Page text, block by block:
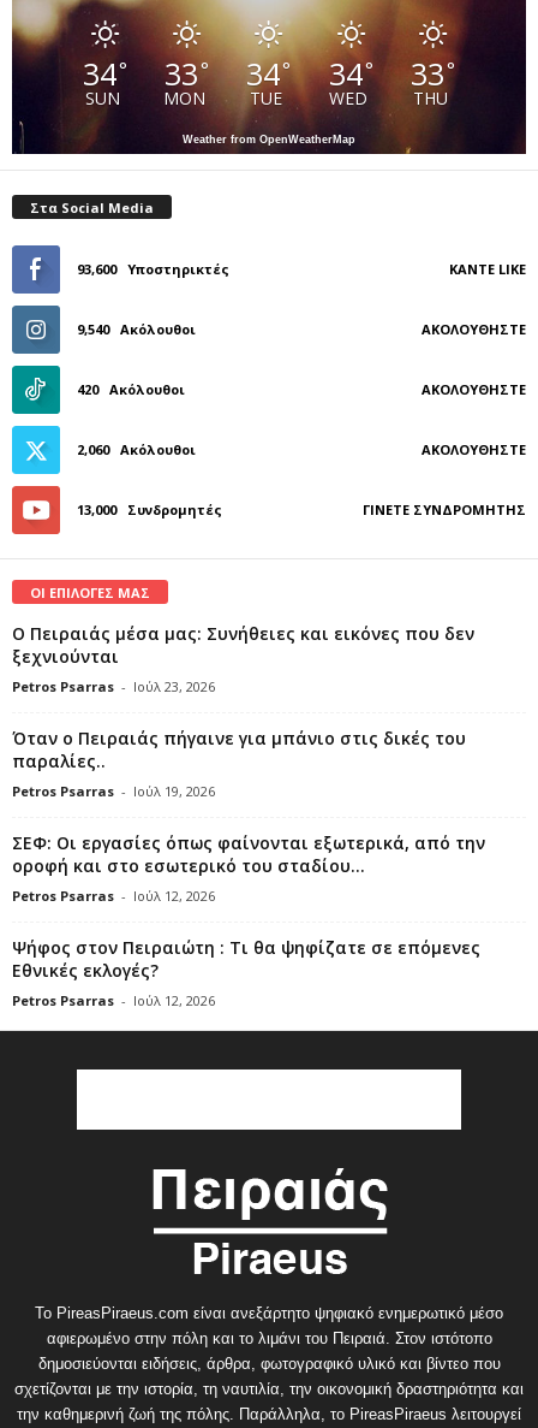
34°
SUN
33°
MON
34°
TUE
34°
WED
33°
THU
Weather from OpenWeatherMap
Στα Social Media
93,600 Υποστηρικτές ΚΆΝΤΕ LIKE
9,540 Ακόλουθοι ΑΚΟΛΟΥΘΉΣΤΕ
420 Ακόλουθοι ΑΚΟΛΟΥΘΉΣΤΕ
2,060 Ακόλουθοι ΑΚΟΛΟΥΘΉΣΤΕ
13,000 Συνδρομητές ΓΊΝΕΤΕ ΣΥΝΔΡΟΜΗΤΉΣ
ΟΙ ΕΠΙΛΟΓΕΣ ΜΑΣ
Ο Πειραιάς μέσα μας: Συνήθειες και εικόνες που δεν
ξεχνιούνται
Petros Psarras - Ιούλ 23, 2026
Όταν ο Πειραιάς πήγαινε για μπάνιο στις δικές του
παραλίες..
Petros Psarras - Ιούλ 19, 2026
ΣΕΦ: Οι εργασίες όπως φαίνονται εξωτερικά, από την
οροφή και στο εσωτερικό του σταδίου...
Petros Psarras - Ιούλ 12, 2026
Ψήφος στον Πειραιώτη : Τι θα ψηφίζατε σε επόμενες
Εθνικές εκλογές?
Petros Psarras - Ιούλ 12, 2026
Το PireasPiraeus.com είναι ανεξάρτητο ψηφιακό ενημερωτικό μέσο
αφιερωμένο στην πόλη και το λιμάνι του Πειραιά. Στον ιστότοπο
δημοσιεύονται ειδήσεις, άρθρα, φωτογραφικό υλικό και βίντεο που
σχετίζονται με την ιστορία, τη ναυτιλία, την οικονομική δραστηριότητα και
την καθημερινή ζωή της πόλης. Παράλληλα, το PireasPiraeus λειτουργεί